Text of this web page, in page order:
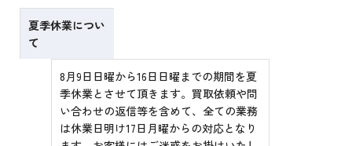
夏季休業につい
て
8月9日日曜から16日日曜までの期間を夏
季休業とさせて頂きます。買取依頼や問
い合わせの返信等を含めて、全ての業務
は休業日明け17日月曜からの対応となり